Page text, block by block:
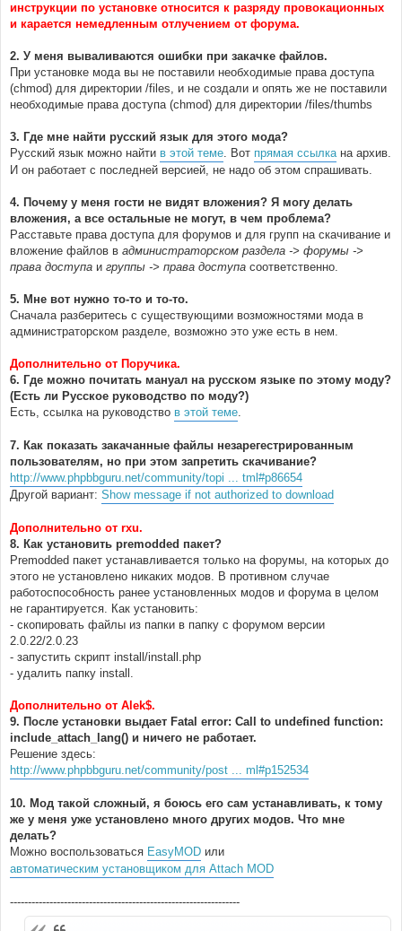
инструкции по установке относится к разряду провокационных
и карается немедленным отлучением от форума.
2. У меня вываливаются ошибки при закачке файлов.
При установке мода вы не поставили необходимые права доступа
(chmod) для директории /files, и не создали и опять же не поставили
необходимые права доступа (chmod) для директории /files/thumbs
3. Где мне найти русский язык для этого мода?
Русский язык можно найти в этой теме. Вот прямая ссылкана архив.
И он работает с последней версией, не надо об этом спрашивать.
4. Почему у меня гости не видят вложения? Я могу делать
вложения, а все остальные не могут, в чем проблема?
Расставьте права доступа для форумов и для групп на скачивание и
вложение файлов в администраторском раздела -> форумы ->
права доступа и группы -> права доступа соответственно.
5. Мне вот нужно то-то и то-то.
Сначала разберитесь с существующими возможностями мода в
администраторском разделе, возможно это уже есть в нем.
Дополнительно от Поручика.
6. Где можно почитать мануал на русском языке по этому моду?
(Есть ли Русское руководство по моду?)
Есть, ссылка на руководство в этой теме.
7. Как показать закачанные файлы незарегестрированным
пользователям, но при этом запретить скачивание?
http://www.phpbbguru.net/community/topi ... tml#p86654
Другой вариант: Show message if not authorized to download
Дополнительно от rxu.
8. Как установить premodded пакет?
Premodded пакет устанавливается только на форумы, на которых до
этого не установлено никаких модов. В противном случае
работоспособность ранее установленных модов и форума в целом
не гарантируется. Как установить:
- скопировать файлы из папки в папку с форумом версии
2.0.22/2.0.23
- запустить скрипт install/install.php
- удалить папку install.
Дополнительно от Alek$.
9. После установки выдает Fatal error: Call to undefined function:
include_attach_lang() и ничего не работает.
Решение здесь:
http://www.phpbbguru.net/community/post ... ml#p152534
10. Мод такой сложный, я боюсь его сам устанавливать, к тому
же у меня уже установлено много других модов. Что мне
делать?
Можно воспользоваться EasyMOD или
автоматическим установщиком для Attach MOD
----------------------------------------------------------------